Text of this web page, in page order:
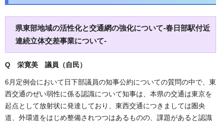
県東部地域の活性化と交通網の強化について-春日部駅付近
連続立体交差事業について-
Q 栄寛美 議員（自民）
6月定例会において日下部議員の知事公約についての質問の中で、東
西交通のぜい弱性に係る認識について知事は、本県の交通は東京を
起点として放射状に発達しており、東西交通につきましては圏央
道、外環道をはじめ整備されつつはあるものの、課題があると認識